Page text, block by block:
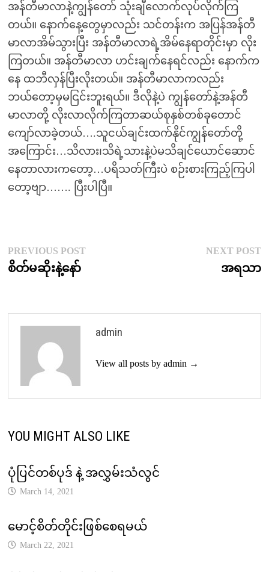
အန်တီမာလာနဲ့ကျွန်တော် သုံးချီလောက်လုပ်လိုက်ကြ
တယ်။ နောက်နေ့တွေမှာလည်း သင်တန်းက အပြန်အန်တီ
မာလာအိမ်သွားပြီး အန်တီမာလာရဲ့အိမ်နေရာတိုင်းမှာ လိုး
ကြတယ်။ အန်တီမာလာ ဟင်းချက်နေရင်လည်း နောက်က
နေ ထဘီလှန်ပြီးလိုးတယ်။ အန်တီမာလာကလည်း
ဘယ်တော့မှမငြင်းဘူးရယ်။ ဒီလိုနဲ့ပဲ ကျွန်တော်နဲ့အန်တီ
မာလာတို့ လိုးလာလိုက်ကြတာဆယ်စုနှစ်တစ်ခုတောင်
ကျော်လာခဲ့တယ်….သူငယ်ချင်းထက်နိုင်ကျွန်တော်တို့
အကြောင်း…သိလား၊သိရဲ့သားနဲ့ပဲမသိချင်ယောင်ဆောင်
နေတာလားကတော့…ပရိသတ်ကြီးပဲ စဉ်းစားကြည့်ကြပါ
တော့ဗျာ……. ပြီးပါပြီ။
Post
navigation
PREVIOUS POSTPrevious
စိတ်မဆိုးနဲ့နော်
NEXT POST
အရသာ
admin
View all posts by admin →
YOU MIGHT ALSO LIKE
ပုံပြင်တစ်ပုဒ် နဲ့ အလွှမ်းသံလွင်
March 14, 2021
မောင့်စိတ်တိုင်းဖြစ်စေရမယ်
March 22, 2021